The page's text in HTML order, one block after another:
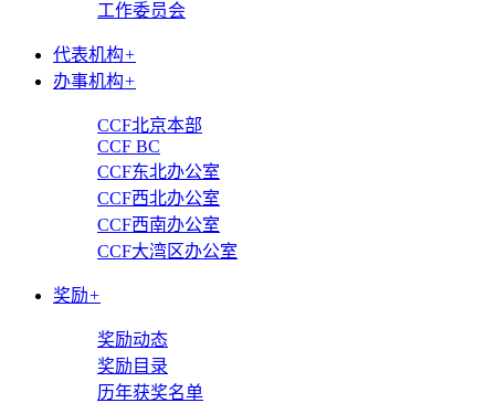
工作委员会
代表机构+
办事机构+
CCF北京本部
CCF BC
CCF东北办公室
CCF西北办公室
CCF西南办公室
CCF大湾区办公室
奖励+
奖励动态
奖励目录
历年获奖名单